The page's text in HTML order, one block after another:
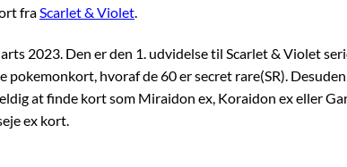
fraScarlet & Violet.
2023. Den er den 1. udvidelse til Scarlet & Violet
pokemonkort, hvoraf de 60 er secret rare(SR).
at finde kort som Miraidon ex, Koraidon ex eller
ex kort.